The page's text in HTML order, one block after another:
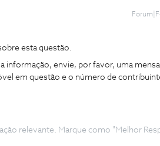
esta questão.
informação, envie, por favor, uma
em questão e o número de
relevante. Marque como "Melhor